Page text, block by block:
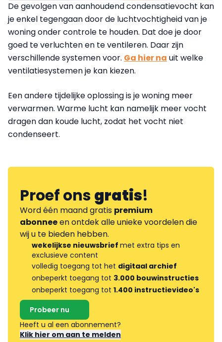
De gevolgen van aanhoudend condensatievocht kan
je enkel tegengaan door de luchtvochtigheid van je
woning onder controle te houden. Dat doe je door
goed te verluchten en te ventileren. Daar zijn
verschillende systemen voor. Ga hier na uit welke
ventilatiesystemen je kan kiezen.
Een andere tijdelijke oplossing is je woning meer
verwarmen. Warme lucht kan namelijk meer vocht
dragen dan koude lucht, zodat het vocht niet
condenseert.
Proef onsgratis!
Word één maand gratis premium
abonneeen ontdek alle unieke voordelen die
wij u te bieden hebben.
wekelijkse nieuwsbrief met extra tips en
exclusieve content
volledig toegang tot het digitaal archief
onbeperkt toegang tot 3.000 bouwinstructies
onbeperkt toegang tot 1.400 instructievideo's
Probeer nu
Heeft u al een abonnement?
Klik hier om aan te melden